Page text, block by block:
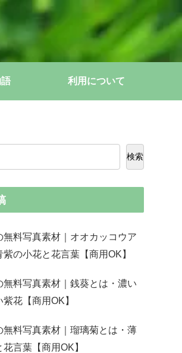
利用について
検索
無料写真素材｜オオカッコウア
の小花と花言葉【商用OK】
無料写真素材｜銭葵とは・濃い
花【商用OK】
無料写真素材｜瑠璃菊とは・薄
言葉【商用OK】